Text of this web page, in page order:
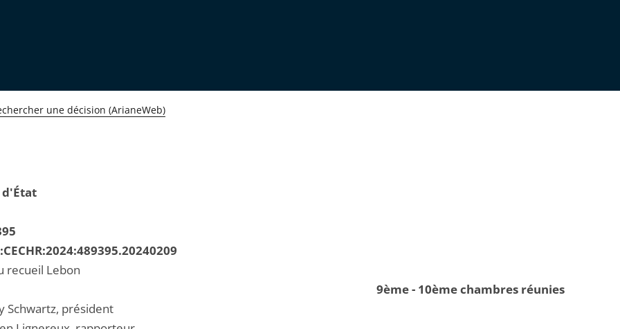
une décision (ArianeWeb)
d'État
recueil Lebon
9ème - 10ème chambres réunies
Schwartz, président